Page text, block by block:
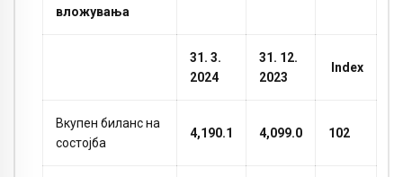
вложувања
31. 3.
2024
31. 12.
2023
Index
Вкупен биланс на
состојба
4,190.1 4,099.0 102